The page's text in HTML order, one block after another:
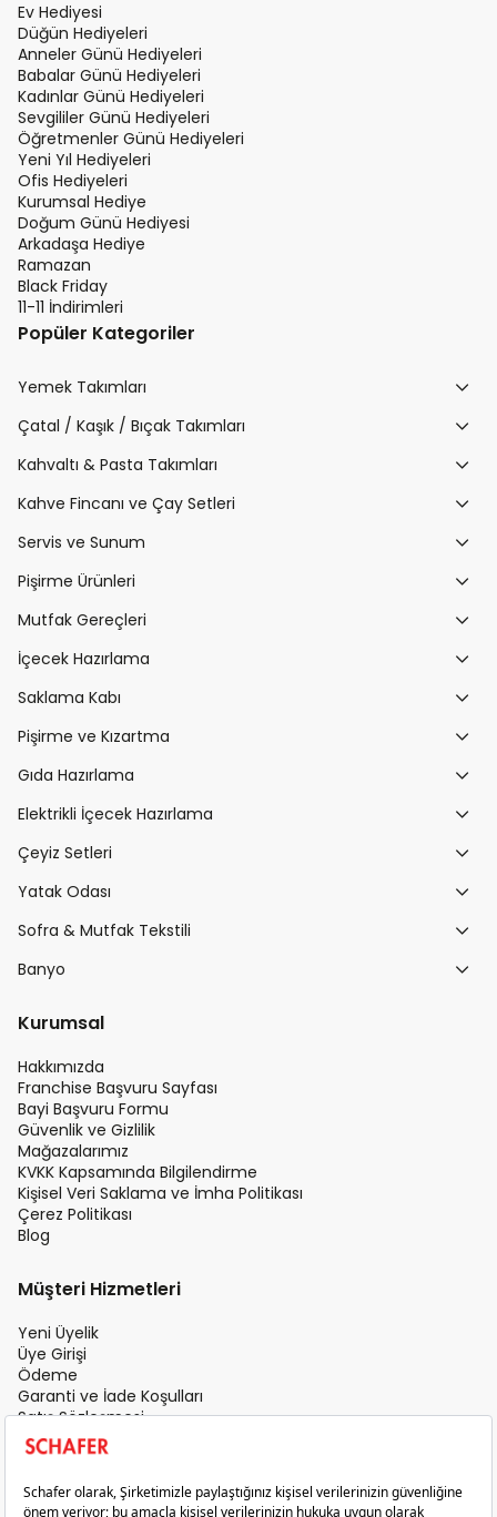
Ev Hediyesi
Düğün Hediyeleri
Anneler Günü Hediyeleri
Babalar Günü Hediyeleri
Kadınlar Günü Hediyeleri
Sevgililer Günü Hediyeleri
Öğretmenler Günü Hediyeleri
Yeni Yıl Hediyeleri
Ofis Hediyeleri
Kurumsal Hediye
Doğum Günü Hediyesi
Arkadaşa Hediye
Ramazan
Black Friday
11-11 İndirimleri
Popüler Kategoriler
Yemek Takımları
Çatal / Kaşık / Bıçak Takımları
Kahvaltı & Pasta Takımları
Kahve Fincanı ve Çay Setleri
Servis ve Sunum
Pişirme Ürünleri
Mutfak Gereçleri
İçecek Hazırlama
Saklama Kabı
Pişirme ve Kızartma
Gıda Hazırlama
Elektrikli İçecek Hazırlama
Çeyiz Setleri
Yatak Odası
Sofra & Mutfak Tekstili
Banyo
Kurumsal
Hakkımızda
Franchise Başvuru Sayfası
Bayi Başvuru Formu
Güvenlik ve Gizlilik
Mağazalarımız
KVKK Kapsamında Bilgilendirme
Kişisel Veri Saklama ve İmha Politikası
Çerez Politikası
Blog
Müşteri Hizmetleri
Yeni Üyelik
Üye Girişi
Ödeme
Garanti ve İade Koşulları
Satış Sözleşmesi
Üyelik Sözleşmesi
İletişim
Teslimat Koşulları
Gizlilik ve Güvenlik